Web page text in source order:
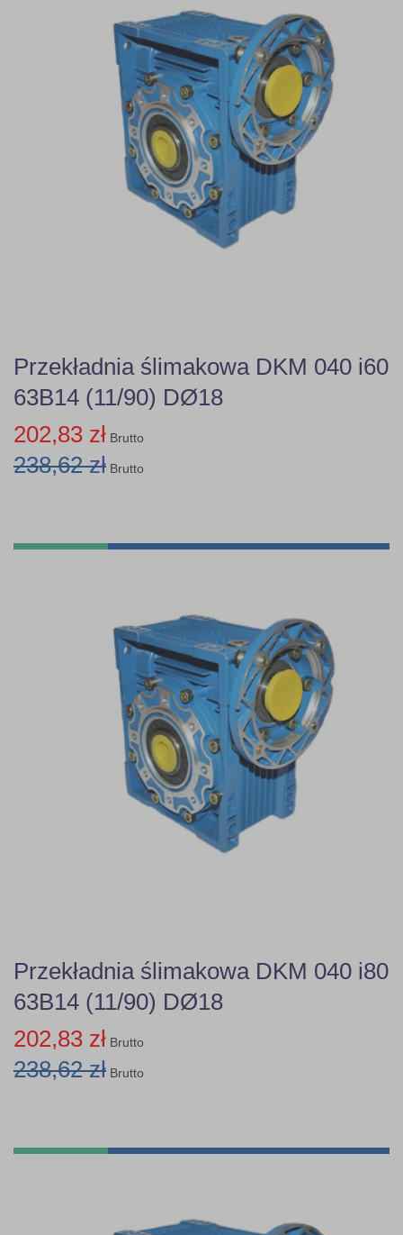
Przekładnia ślimakowa DKM 040 i60
63B14 (11/90) DØ18
202,83 zł Brutto
238,62 zł Brutto
Przekładnia ślimakowa DKM 040 i80
63B14 (11/90) DØ18
202,83 zł Brutto
238,62 zł Brutto